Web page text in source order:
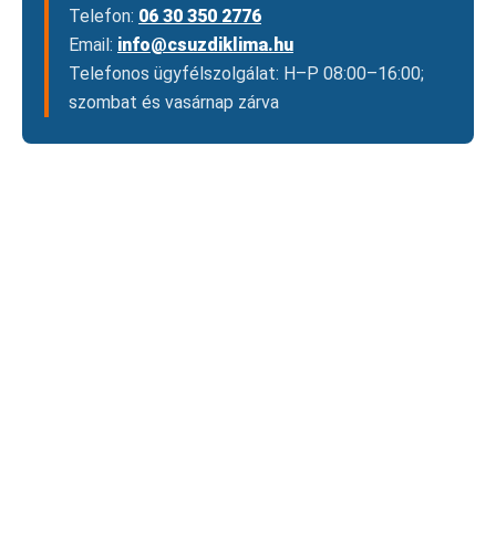
Telefon: 06 30 350 2776
Email: info@csuzdiklima.hu
Telefonos ügyfélszolgálat: H–P 08:00–16:00;
szombat és vasárnap zárva